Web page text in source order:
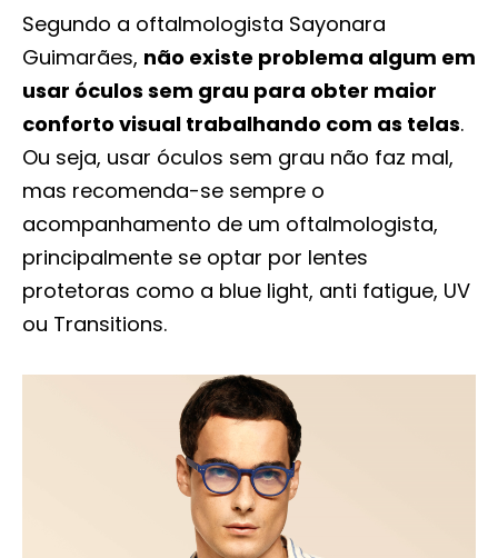
Segundo a oftalmologista Sayonara
Guimarães, não existe problema algum em
usar óculos sem grau para obter maior
conforto visual trabalhando com as telas.
Ou seja, usar óculos sem grau não faz mal,
mas recomenda-se sempre o
acompanhamento de um oftalmologista,
principalmente se optar por lentes
protetoras como a blue light, anti fatigue, UV
ou Transitions.